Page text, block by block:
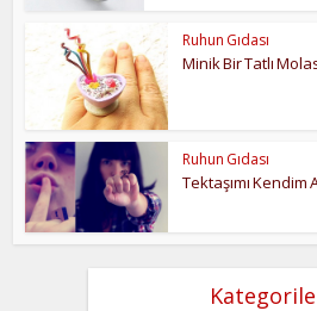
Ruhun Gıdası
Minik Bir Tatlı
Ruhun Gıdası
Tektaşımı Kendim